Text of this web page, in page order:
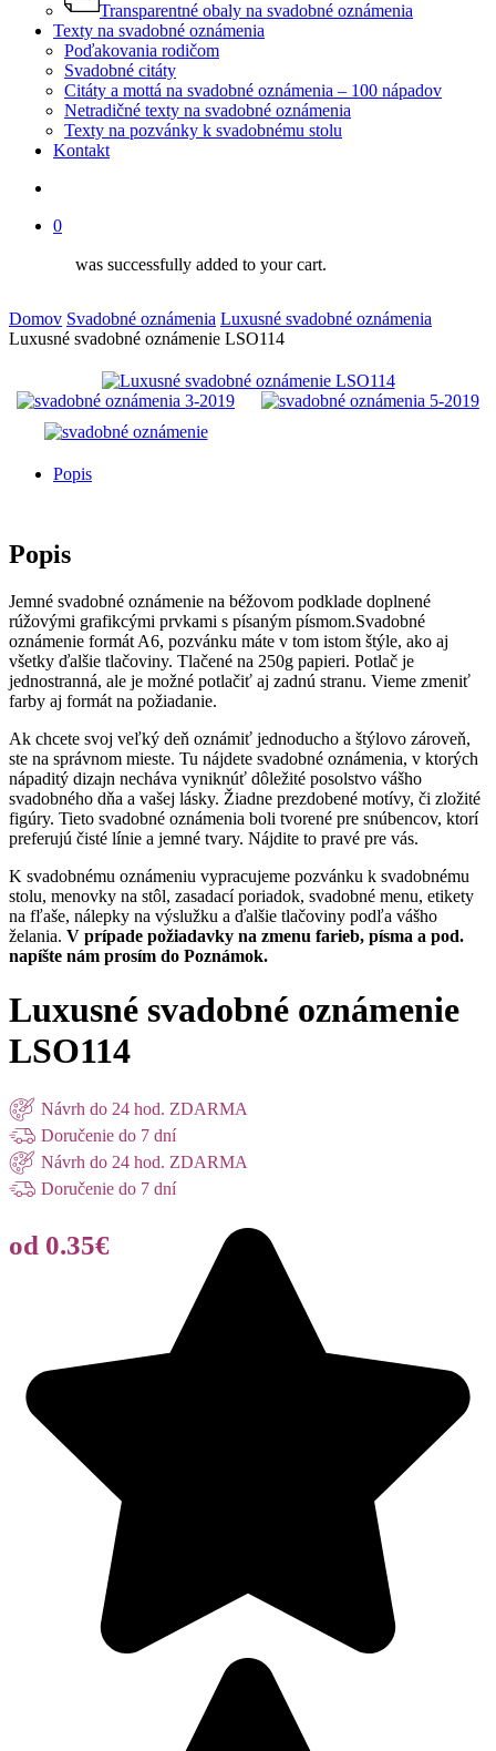
Transparentné obaly na svadobné oznámenia
Texty na svadobné oznámenia
Poďakovania rodičom
Svadobné citáty
Citáty a mottá na svadobné oznámenia – 100 nápadov
Netradičné texty na svadobné oznámenia
Texty na pozvánky k svadobnému stolu
Kontakt
0
was successfully added to your cart.
Domov Svadobné oznámenia Luxusné svadobné oznámenia
Luxusné svadobné oznámenie LSO114
Popis
Popis
Jemné svadobné oznámenie na béžovom podklade doplnené
rúžovými grafikcými prvkami s písaným písmom.Svadobné
oznámenie formát A6, pozvánku máte v tom istom štýle, ako aj
všetky ďalšie tlačoviny. Tlačené na 250g papieri. Potlač je
jednostranná, ale je možné potlačiť aj zadnú stranu. Vieme zmeniť
farby aj formát na požiadanie.
Ak chcete svoj veľký deň oznámiť jednoducho a štýlovo zároveň,
ste na správnom mieste. Tu nájdete svadobné oznámenia, v ktorých
nápaditý dizajn necháva vyniknúť dôležité posolstvo vášho
svadobného dňa a vašej lásky. Žiadne prezdobené motívy, či zložité
figúry. Tieto svadobné oznámenia boli tvorené pre snúbencov, ktorí
preferujú čisté línie a jemné tvary. Nájdite to pravé pre vás.
K svadobnému oznámeniu vypracujeme pozvánku k svadobnému
stolu, menovky na stôl, zasadací poriadok, svadobné menu, etikety
na fľaše, nálepky na výslužku a ďalšie tlačoviny podľa vášho
želania. V prípade požiadavky na zmenu farieb, písma a pod.
napíšte nám prosím do Poznámok.
Luxusné svadobné oznámenie
LSO114
Návrh do 24 hod. ZDARMA
Doručenie do 7 dní
Návrh do 24 hod. ZDARMA
Doručenie do 7 dní
od 0.35€